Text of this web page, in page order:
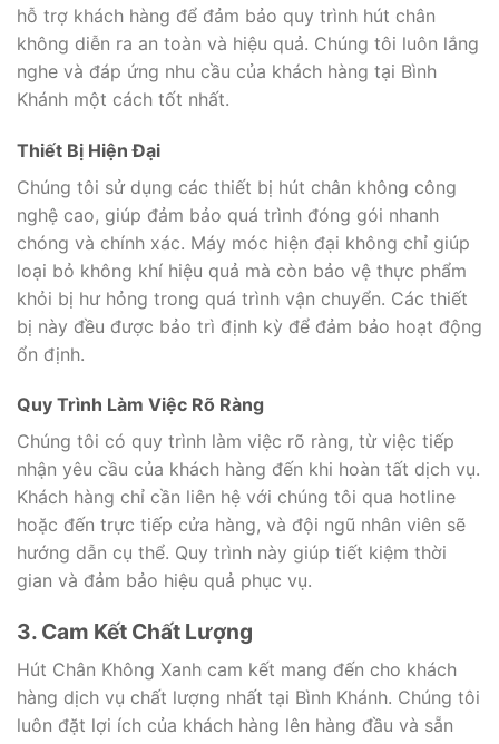
hỗ trợ khách hàng để đảm bảo quy trình hút chân
không diễn ra an toàn và hiệu quả. Chúng tôi luôn lắng
nghe và đáp ứng nhu cầu của khách hàng tại Bình
Khánh một cách tốt nhất.
Thiết Bị Hiện Đại
Chúng tôi sử dụng các thiết bị hút chân không công
nghệ cao, giúp đảm bảo quá trình đóng gói nhanh
chóng và chính xác. Máy móc hiện đại không chỉ giúp
loại bỏ không khí hiệu quả mà còn bảo vệ thực phẩm
khỏi bị hư hỏng trong quá trình vận chuyển. Các thiết
bị này đều được bảo trì định kỳ để đảm bảo hoạt động
ổn định.
Quy Trình Làm Việc Rõ Ràng
Chúng tôi có quy trình làm việc rõ ràng, từ việc tiếp
nhận yêu cầu của khách hàng đến khi hoàn tất dịch vụ.
Khách hàng chỉ cần liên hệ với chúng tôi qua hotline
hoặc đến trực tiếp cửa hàng, và đội ngũ nhân viên sẽ
hướng dẫn cụ thể. Quy trình này giúp tiết kiệm thời
gian và đảm bảo hiệu quả phục vụ.
3. Cam Kết Chất Lượng
Hút Chân Không Xanh cam kết mang đến cho khách
hàng dịch vụ chất lượng nhất tại Bình Khánh. Chúng tôi
luôn đặt lợi ích của khách hàng lên hàng đầu và sẵn